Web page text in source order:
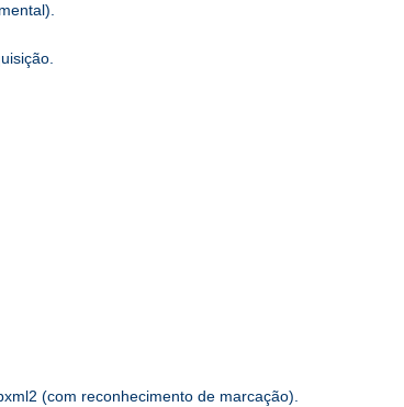
(com reconhecimento de marcação).